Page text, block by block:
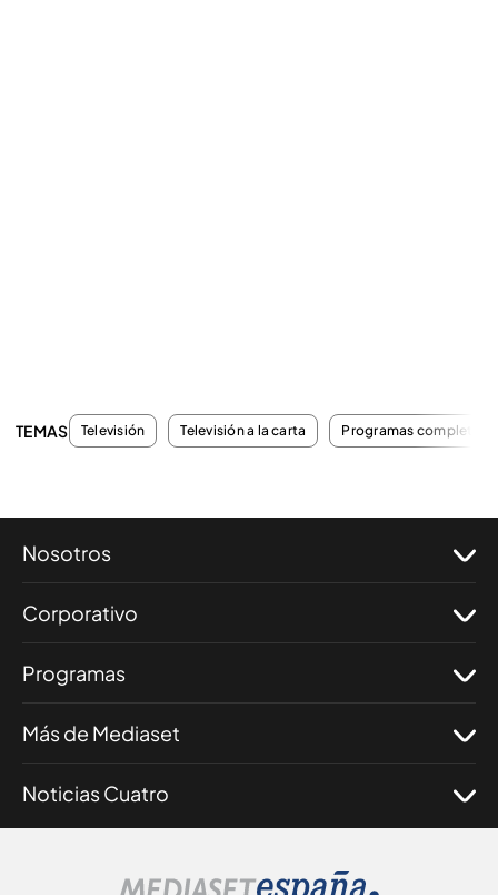
TEMAS Televisión Televisión a la carta Programas completos
Nosotros
Corporativo
Programas
Más de Mediaset
Noticias Cuatro